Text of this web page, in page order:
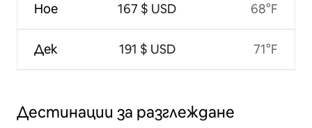
Ное
Дек
167 $ USD
191 $ USD
68°F
71°F
Дестинации за разглеждане